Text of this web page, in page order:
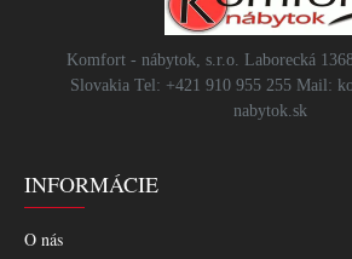
Komfort - nábytok, s.r.o. Laborecká
Slovakia Tel: +421 910 955 255 Mail:
nabytok.sk
INFORMÁCIE
O nás